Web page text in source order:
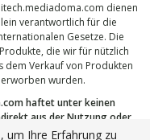
dienen
verantwortlich für die
Gesetze. Die
die wir für nützlich
dem Verkauf von Produkten
wurden.
haftet unter keinen
aus der Nutzung oder
Informationen entstehen.
um Ihre Erfahrung zu